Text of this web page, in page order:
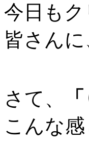
今日も
皆さん
さて、
こんな